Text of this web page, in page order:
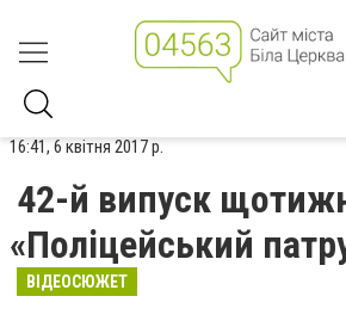
16:41, 6 квітня 2017 р.
42-й випуск
«Поліцейський
ВІДЕОСЮЖЕТ